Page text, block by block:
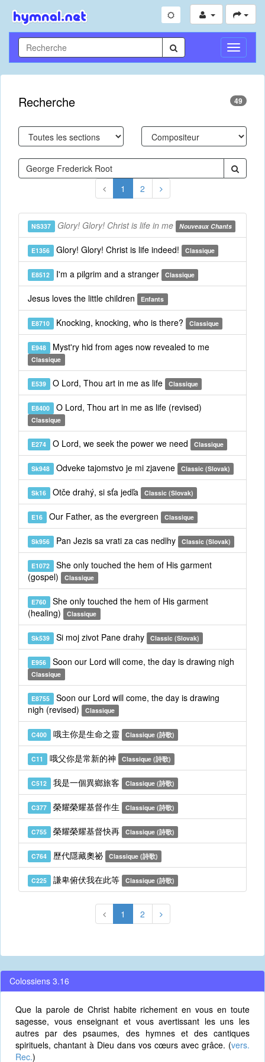
Toggle
Recherche 49
1 2
NS337 Glory! Glory! Christ is life in me Nouveaux Chants
E1356 Glory! Glory! Christ is life indeed! Classique
E8512 I'm a pilgrim and a stranger Classique
Jesus loves the little children Enfants
E8710 Knocking, knocking, who is there? Classique
E948 Myst'ry hid from ages now revealed to me
Classique
E539 O Lord, Thou art in me as life Classique
E8400 O Lord, Thou art in me as life (revised)
Classique
E274 O Lord, we seek the power we need Classique
Sk948 Odveke tajomstvo je mi zjavene Classic (Slovak)
Sk16 Otče drahý, si sťa jedľa Classic (Slovak)
E16 Our Father, as the evergreen Classique
Sk956 Pan Jezis sa vrati za cas nedlhy Classic (Slovak)
E1072 She only touched the hem of His garment
(gospel)
Classique
E760 She only touched the hem of His garment
(healing)
Classique
Sk539 Si moj zivot Pane drahy Classic (Slovak)
E956 Soon our Lord will come, the day is drawing nigh
Classique
E8755 Soon our Lord will come, the day is drawing
nigh (revised)
Classique
C400 哦主你是生命之靈 Classique (詩歌)
C11 哦父你是常新的神 Classique (詩歌)
C512 我是一個異鄉旅客 Classique (詩歌)
C377 榮耀榮耀基督作生 Classique (詩歌)
C755 榮耀榮耀基督快再 Classique (詩歌)
C764 歷代隱藏奧祕 Classique (詩歌)
C225 謙卑俯伏我在此等 Classique (詩歌)
1 2
Colossiens 3.16
Que la parole de Christ habite richement en vous en toute
sagesse, vous enseignant et vous avertissant les uns les
autres par des psaumes, des hymnes et des cantiques
spirituels, chantant à Dieu dans vos cœurs avec grâce. (vers.
Rec.)